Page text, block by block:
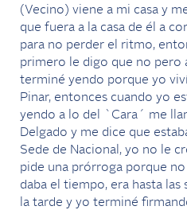
(Vecino) viene a mi casa y
que fuera a la casa de él a
para no perder el ritmo,
primero le digo que no pero
terminé yendo porque yo
Pinar, entonces cuando yo
yendo a lo del `Cara´ me
Delgado y me dice que
Sede de Nacional, yo no le
pide una prórroga porque
daba el tiempo, era hasta las
la tarde y yo terminé